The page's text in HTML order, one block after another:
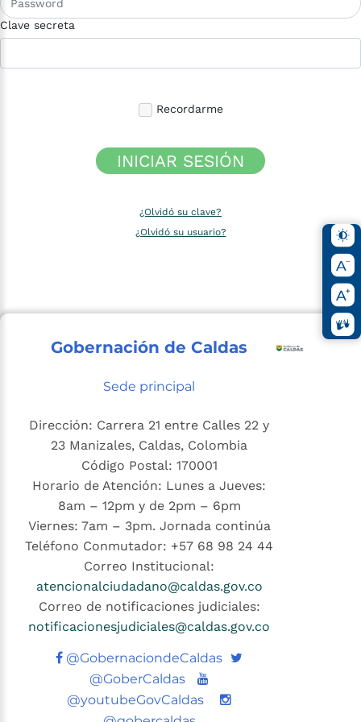
Clave secreta
Recordarme
INICIAR SESIÓN
¿Olvidó su clave?
¿Olvidó su usuario?
Gobernación de Caldas
Sede principal
Dirección: Carrera 21 entre Calles 22 y
23 Manizales, Caldas, Colombia
Código Postal: 170001
Horario de Atención: Lunes a Jueves:
8am – 12pm y de 2pm – 6pm
Viernes: 7am – 3pm. Jornada continúa
Teléfono Conmutador: +57 68 98 24 44
Correo Institucional:
atencionalciudadano@caldas.gov.co
Correo de notificaciones judiciales:
notificacionesjudiciales@caldas.gov.co
@GobernaciondeCaldas Twitter
@GoberCaldas
Youtube
@youtubeGovCaldas